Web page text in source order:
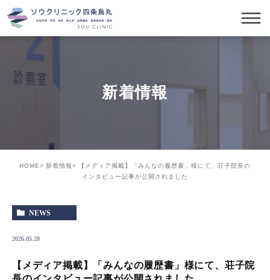
新着情報
HOME 新着情報
【メディア掲載】「みんなの履歴書」様にて、荘子院長の
インタビュー記事が公開されました
NEWS
2026.05.28
【メディア掲載】「みんなの履歴書」様にて、荘子院